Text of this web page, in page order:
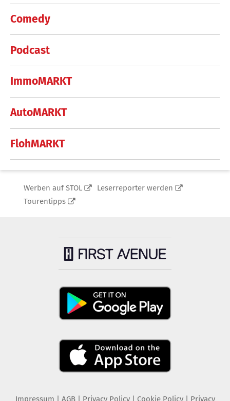
Comedy
Podcast
ImmoMARKT
AutoMARKT
FlohMARKT
Werben auf STOL
Leserreporter werden
Tourentipps
Impressum AGB Privacy Policy| Cookie Policy| Privacy